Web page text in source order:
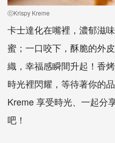
ⓒKrispy Kreme
卡士達化在嘴裡，濃郁滋
蜜；一口咬下，酥脆的外
織，幸福感瞬間升起！香
時光裡閃耀，等待著你的
Kreme 享受時光、一起分
吧！